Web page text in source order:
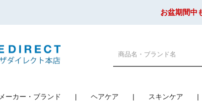
お盆期間中
メーカー・ブランド ヘアケア スキンケア